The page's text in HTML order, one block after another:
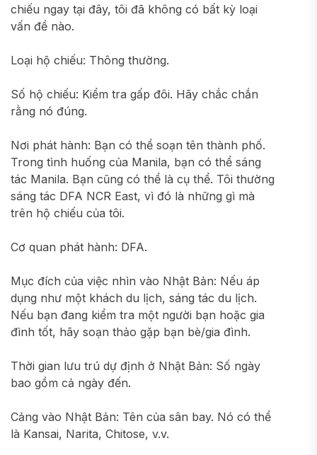
chiếu ngay tại đây, tôi đã không có bất kỳ loại
vấn đề nào.
Loại hộ chiếu: Thông thường.
Số hộ chiếu: Kiểm tra gấp đôi. Hãy chắc chắn
rằng nó đúng.
Nơi phát hành: Bạn có thể soạn tên thành phố.
Trong tình huống của Manila, bạn có thể sáng
tác Manila. Bạn cũng có thể là cụ thể. Tôi thường
sáng tác DFA NCR East, vì đó là những gì mà
trên hộ chiếu của tôi.
Cơ quan phát hành: DFA.
Mục đích của việc nhìn vào Nhật Bản: Nếu áp
dụng như một khách du lịch, sáng tác du lịch.
Nếu bạn đang kiểm tra một người bạn hoặc gia
đình tốt, hãy soạn thảo gặp bạn bè/gia đình.
Thời gian lưu trú dự định ở Nhật Bản: Số ngày
bao gồm cả ngày đến.
Cảng vào Nhật Bản: Tên của sân bay. Nó có thể
là Kansai, Narita, Chitose, v.v.